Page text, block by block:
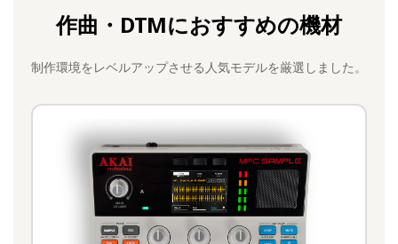
作曲・DTMにおすすめの機材
制作環境をレベルアップさせる人気モデルを厳選しました。